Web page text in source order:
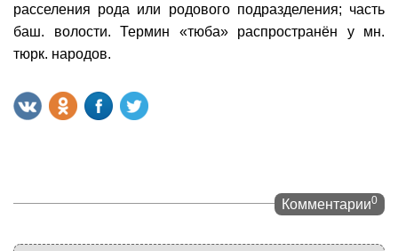
расселения рода или родового подразделения; часть
баш. волости. Термин «тюба» распространён у мн.
тюрк. народов.
Комментарии0